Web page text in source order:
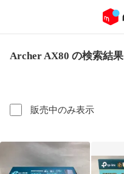
Archer AX80 の検索結果
販売中のみ表示